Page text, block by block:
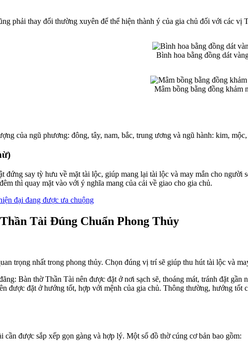
phải thay đổi thường xuyên để thể hiện thành ý của gia chủ đối với các
Bình hoa bằng đồng dát
Mâm bồng bằng đồng khảm
của ngũ phương: đông, tây, nam, bắc, trung ương và ngũ hành: kim,
đứng say tỳ hưu về mặt tài lộc, giúp mang lại tài lộc và may mắn cho
thì quay mặt vào với ý nghĩa mang của cải về giao cho gia chủ.
đại đang được ưa chuộng
Tài Đúng Chuẩn Phong Thủy
trọng nhất trong phong thủy. Chọn đúng vị trí sẽ giúp thu hút tài lộc và
Bàn thờ Thần Tài nên được đặt ở nơi sạch sẽ, thoáng mát, tránh đặt gần
được đặt ở hướng tốt, hợp với mệnh của gia chủ. Thông thường, hướng
cần được sắp xếp gọn gàng và hợp lý. Một số đồ thờ cúng cơ bản bao gồm: